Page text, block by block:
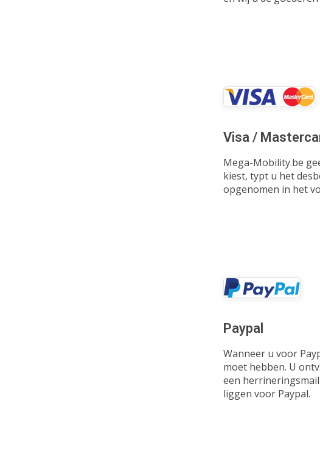
Visa /
Mega-Mobility.be
kiest, typt u het
opgenomen in het
Paypal
Wanneer u voor
moet hebben. U
een
liggen voor Paypal.